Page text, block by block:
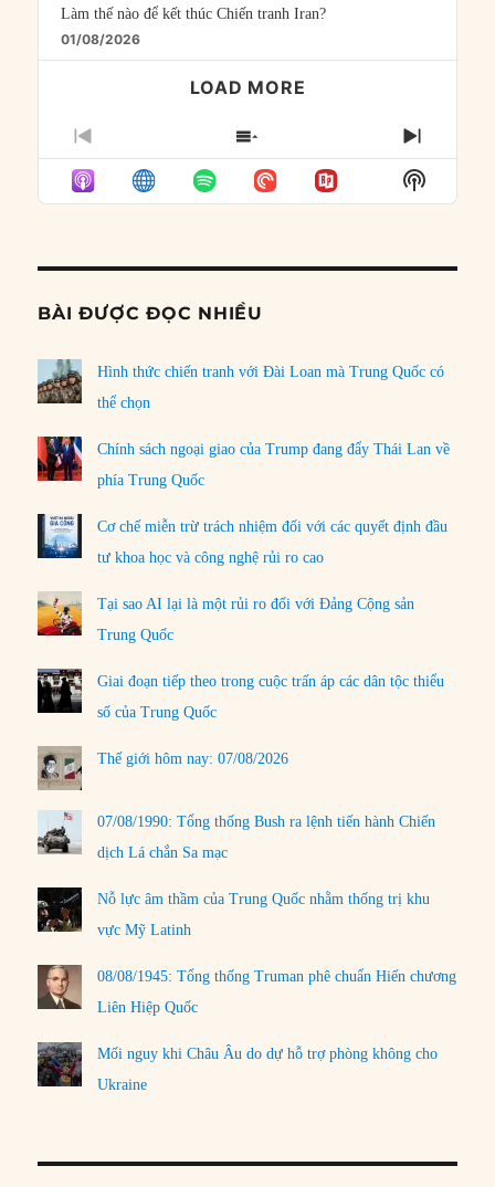
Làm thế nào để kết thúc Chiến tranh Iran?
01/08/2026
LOAD MORE
PREVIOUS
EPISODE
SHOW
EPISODES
LIST
NEXT
Show
Podcast
BÀI ĐƯỢC ĐỌC NHIỀU
Hình thức chiến tranh với Đài Loan mà Trung Quốc có
thể chọn
Chính sách ngoại giao của Trump đang đẩy Thái Lan về
phía Trung Quốc
Cơ chế miễn trừ trách nhiệm đối với các quyết định đầu
tư khoa học và công nghệ rủi ro cao
Tại sao AI lại là một rủi ro đối với Đảng Cộng sản
Trung Quốc
Giai đoạn tiếp theo trong cuộc trấn áp các dân tộc thiểu
số của Trung Quốc
Thế giới hôm nay: 07/08/2026
07/08/1990: Tổng thống Bush ra lệnh tiến hành Chiến
dịch Lá chắn Sa mạc
Nỗ lực âm thầm của Trung Quốc nhằm thống trị khu
vực Mỹ Latinh
08/08/1945: Tổng thống Truman phê chuẩn Hiến chương
Liên Hiệp Quốc
Mối nguy khi Châu Âu do dự hỗ trợ phòng không cho
Ukraine